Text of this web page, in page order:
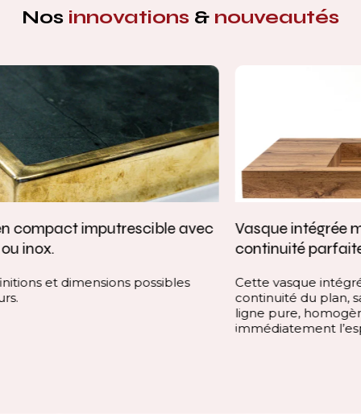
Nos innovations & nouveautés
Vasque intégrée monobloc — élégance et
continuité parfaite
Cette vasque intégrée monobloc est conçue dans la
continuité du plan, sans rupture visuelle. Elle offre une
ligne pure, homogène et contemporaine, qui valorise